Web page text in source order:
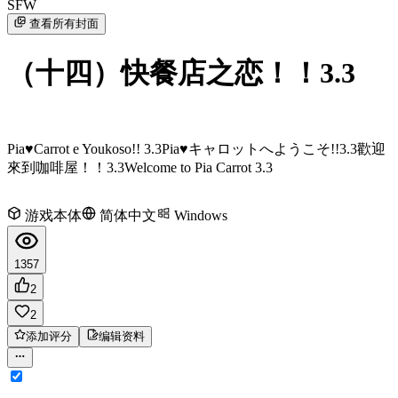
SFW
查看所有封面
（十四）快餐店之恋！！3.3
Pia♥Carrot e Youkoso!! 3.3Pia♥キャロットへようこそ!!3.3歡迎
來到咖啡屋！！3.3Welcome to Pia Carrot 3.3
游戏本体 简体中文 Windows
1357
2
2
添加评分
编辑资料